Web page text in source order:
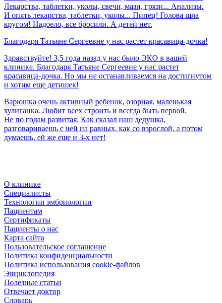
Лекарства, таблетки, уколы, свечи, мази, грязи... Анализы.
И опять лекарства, таблетки, уколы... Пипец! Голова шла
кругом! Надоело, все бросили. А детей нет.
Благодаря Татьяне Сергеевне у нас растет красавица-дочка!
Здравствуйте! 3,5 года назад у нас было ЭКО в вашей
клинике. Благодаря Татьяне Сергеевне у нас растет
красавица-дочка. Но мы не останавливаемся на достигнутом
и хотим еще детишек!
Варюшка очень активный ребенок, озорная, маленькая
хулиганка. Любит всех строить и всегда быть первой.
Не по годам развитая. Как сказал наш дедушка,
разговариваешь с ней на равных, как со взрослой, а потом
думаешь, ей же еще и 3-х нет!
О клинике
Специалисты
Технологии эмбриологии
Пациентам
Сертификаты
Пациенты о нас
Карта сайта
Пользовательское соглашение
Политика конфиденциальности
Политика использования cookie-файлов
Энциклопедия
Полезные статьи
Отвечает доктор
Словарь